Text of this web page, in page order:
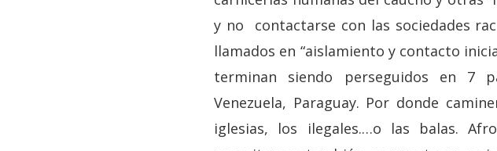
y no contactarse con las sociedades
llamados en “aislamiento y contacto
terminan siendo perseguidos en 7
Venezuela, Paraguay. Por donde
iglesias, los ilegales.…o las balas.